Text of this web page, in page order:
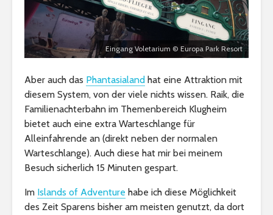
Eingang Voletarium © Europa Park Resort
Aber auch das Phantasialand hat eine Attraktion mit
diesem System, von der viele nichts wissen. Raik, die
Familienachterbahn im Themenbereich Klugheim
bietet auch eine extra Warteschlange für
Alleinfahrende an (direkt neben der normalen
Warteschlange). Auch diese hat mir bei meinem
Besuch sicherlich 15 Minuten gespart.
Im Islands of Adventure habe ich diese Möglichkeit
des Zeit Sparens bisher am meisten genutzt, da dort